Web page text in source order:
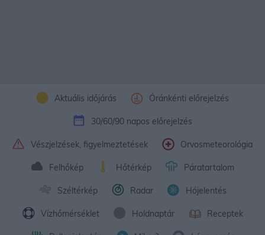
Aktuális időjárás Óránkénti előrejelzés
30/60/90 napos előrejelzés
Vészjelzések, figyelmeztetések Orvosmeteorológia
Felhőkép Hőtérkép Páratartalom
Széltérkép Radar Hójelentés
Vízhőmérséklet Holdnaptár Receptek